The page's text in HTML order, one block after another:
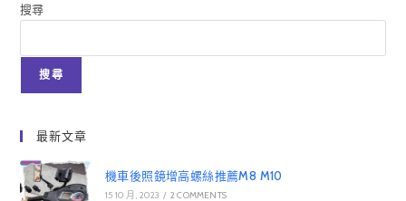
功
個
搜尋
搜尋
最新文章
機車後照鏡增高螺絲推薦M8 M10
15 10 月, 2023 / 2 COMMENTS